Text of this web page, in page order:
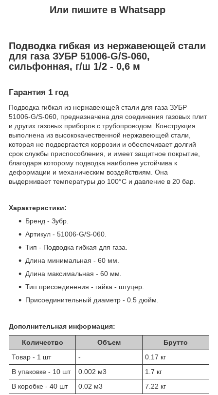
Или пишите в Whatsapp
Подводка гибкая из нержавеющей стали
для газа ЗУБР 51006-G/S-060,
сильфонная, г/ш 1/2 - 0,6 м
Гарантия 1 год
Подводка гибкая из нержавеющей стали для газа ЗУБР
51006-G/S-060, предназначена для соединения газовых плит
и других газовых приборов с трубопроводом. Конструкция
выполнена из высококачественной нержавеющей стали,
которая не подвергается коррозии и обеспечивает долгий
срок службы приспособления, и имеет защитное покрытие,
благодаря которому подводка наиболее устойчива к
деформации и механическим воздействиям. Она
выдерживает температуры до 100°С и давление в 20 бар.
Характеристики:
Бренд - Зубр.
Артикул - 51006-G/S-060.
Тип - Подводка гибкая для газа.
Длина минимальная - 60 мм.
Длина максимальная - 60 мм.
Тип присоединения - гайка - штуцер.
Присоединительный диаметр - 0.5 дюйм.
Дополнительная информация:
Количество Объем
Брутто
Товар - 1 шт
-
0.17 кг
В упаковке - 10 шт
0.002 м3
1.7 кг
В коробке - 40 шт
0.02 м3 7.22 кг